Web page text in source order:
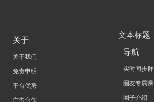
关于
关于我们
免责申明
平台优势
广告合作
文本标题
导航
实时同步群
圈友专属课
圈子介绍